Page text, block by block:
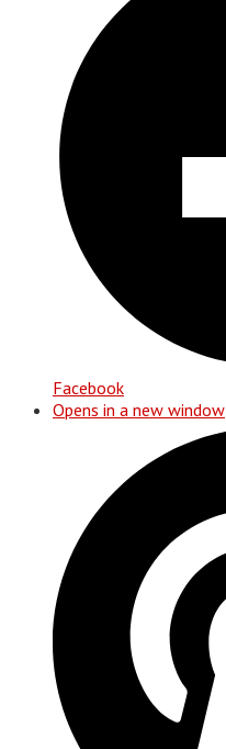
Facebook
Opens in a new window